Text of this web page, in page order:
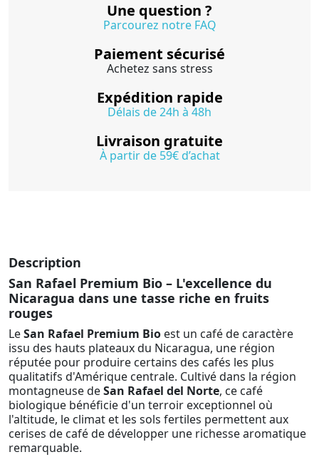
Une question ?
Parcourez notre FAQ
Paiement sécurisé
Achetez sans stress
Expédition rapide
Délais de 24h à 48h
Livraison gratuite
À partir de 59€ d’achat
Description
San Rafael Premium Bio – L'excellence du
Nicaragua dans une tasse riche en fruits
rouges
LeSan Rafael Premium Bio est un café de caractère
issu des hauts plateaux du Nicaragua, une région
réputée pour produire certains des cafés les plus
qualitatifs d'Amérique centrale. Cultivé dans la région
montagneuse deSan Rafael del Norte, ce café
biologique bénéficie d'un terroir exceptionnel où
l'altitude, le climat et les sols fertiles permettent aux
cerises de café de développer une richesse aromatique
remarquable.